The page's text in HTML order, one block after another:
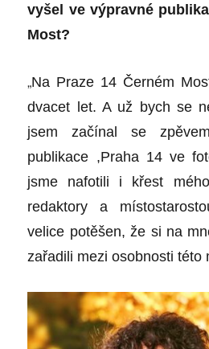
vyšel ve výpravné
Most?
„Na Praze 14 Černém
dvacet let. A už bych se
jsem začínal se
publikace ,Praha 14 ve
jsme nafotili i křest
redaktory a
velice potěšen, že si na
zařadili mezi osobnosti této